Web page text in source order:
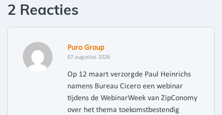
2 Reacties
Puro Group
07 augustus 2026
Op 12 maart verzorgde Paul Heinrichs
namens Bureau Cicero een webinar
tijdens de WebinarWeek van ZipConomy
over het thema toekomstbestendig